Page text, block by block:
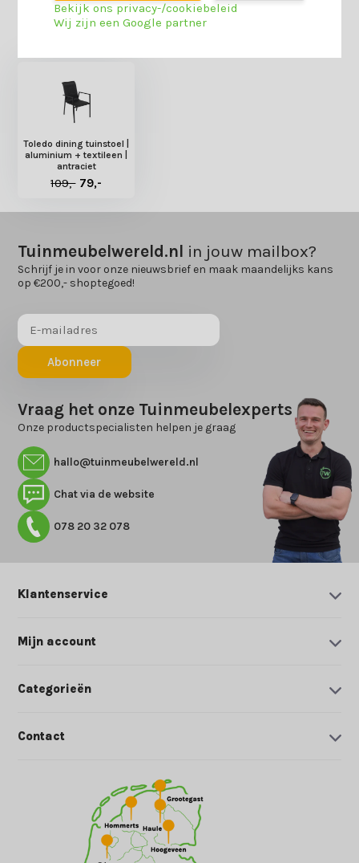
Heb je nog interesse in deze recent bekeken
Toledo dining tuinstoel |
aluminium + textileen |
antraciet
109,- 79,-
Tuinmeubelwereld.nl in jouw mailbox?
Schrijf je in voor onze nieuwsbrief en maak maandelijks kans
op €200,- shoptegoed!
Abonneer
Vraag het onze Tuinmeubelexperts
Onze productspecialisten helpen je graag
hallo@tuinmeubelwereld.nl
Chat via de website
078 20 32 078
Klantenservice
Mijn account
Categorieën
Contact
Bekijk ons privacy-/cookiebeleid
Wij zijn een Google partner